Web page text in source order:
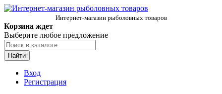
Интернет-магазин рыболовных товаров
Корзина ждет
Выберите любое предложение
Найти
Вход
Регистрация